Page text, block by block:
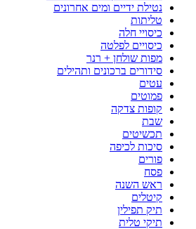
נטילת ידיים ומים אחרונים
טליתות
כיסויי חלה
כיסויים לפלטה
מפות שולחן + רנר
סידורים ברכונים ותהילים
עטים
פמוטים
קופות צדקה
שבת
תכשיטים
סיכות לכיפה
פורים
פסח
ראש השנה
קיטלים
תיק תפילין
תיקי טלית